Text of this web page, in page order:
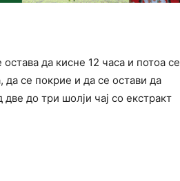
да кисне 12 часа и потоа се
се покрие и да се остави да
до три шолји чај со екстракт